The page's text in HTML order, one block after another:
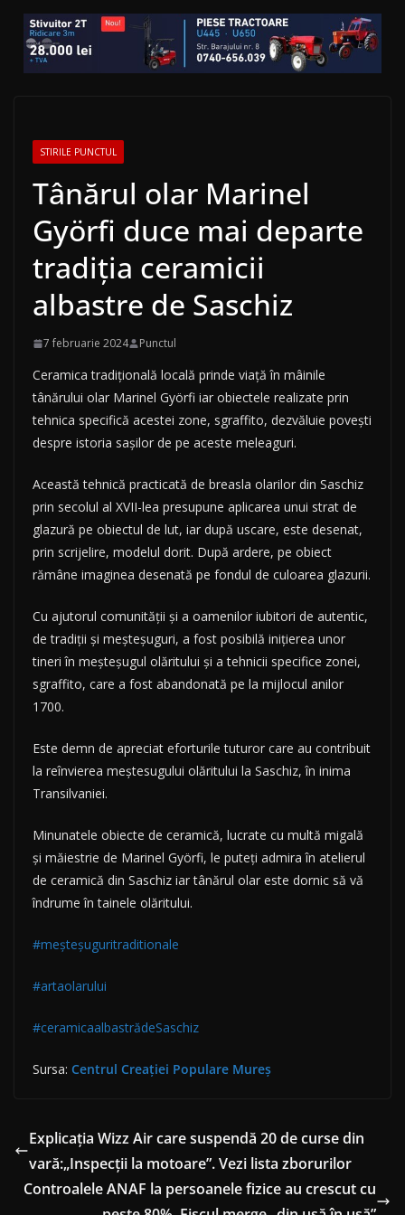
STIRILE PUNCTUL
Tânărul olar Marinel
Györfi duce mai departe
tradiția ceramicii
albastre de Saschiz
7 februarie 2024 Punctul
Ceramica tradițională locală prinde viață în mâinile
tânărului olar Marinel Györfi iar obiectele realizate prin
tehnica specifică acestei zone, sgraffito, dezvăluie povești
despre istoria sașilor de pe aceste meleaguri.
Această tehnică practicată de breasla olarilor din Saschiz
prin secolul al XVII-lea presupune aplicarea unui strat de
glazură pe obiectul de lut, iar după uscare, este desenat,
prin scrijelire, modelul dorit. După ardere, pe obiect
rămâne imaginea desenată pe fondul de culoarea glazurii.
Cu ajutorul comunității și a oamenilor iubitori de autentic,
de tradiții și meșteșuguri, a fost posibilă inițierea unor
tineri în meșteșugul olăritului și a tehnicii specifice zonei,
sgraffito, care a fost abandonată pe la mijlocul anilor
1700.
Este demn de apreciat eforturile tuturor care au contribuit
la reînvierea meștesugului olăritului la Saschiz, în inima
Transilvaniei.
Minunatele obiecte de ceramică, lucrate cu multă migală
și măiestrie de Marinel Györfi, le puteți admira în atelierul
de ceramică din Saschiz iar tânărul olar este dornic să vă
îndrume în tainele olăritului.
#meșteșuguritraditionale
#artaolarului
#ceramicaalbastrădeSaschiz
Sursa: Centrul Creației Populare Mureș
Explicația Wizz Air care suspendă 20 de curse din
vară:„Inspecții la motoare”. Vezi lista zborurilor
Controalele ANAF la persoanele fizice au crescut cu